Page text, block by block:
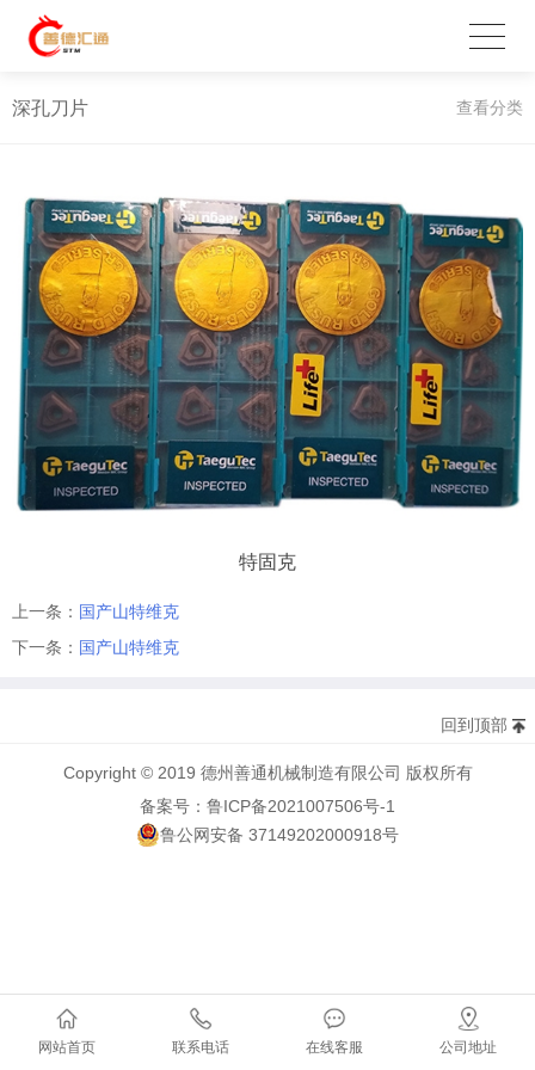
深孔刀片 查看分类
特固克
上一条： 国产山特维克
下一条： 国产山特维克
网站首页 联系电话 在线客服 公司地址
回到顶部
Copyright © 2019 德州善通机械制造有限公司 版权所有
备案号：鲁ICP备2021007506号-1
鲁公网安备 37149202000918号